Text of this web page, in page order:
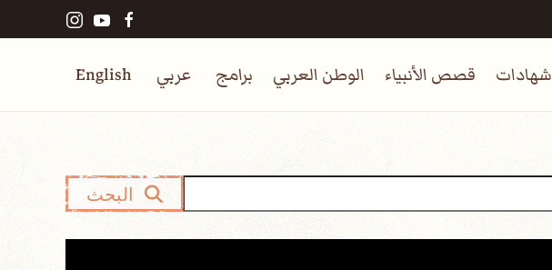
شهادات قصص الأنبياء الوطن العربي برامج عربي English
البحث